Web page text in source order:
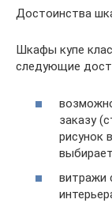
Достоинства
Шкафы купе
следующие
заказу
рисунок
витражи